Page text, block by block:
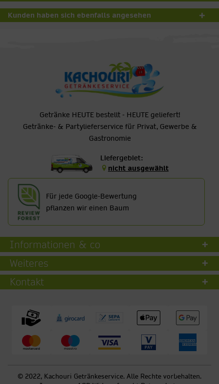
Kunden haben sich ebenfalls angesehen
Getränke HEUTE bestellt - HEUTE geliefert!
Getränke- & Partylieferservice für Privat, Gewerbe &
Gastronomie
Liefergebiet:
nicht ausgewählt
Für jede Google-Bewertung
pflanzen wir einen Baum
Informationen & co
Weiteres
Kontakt
© 2022, Kachouri Getränkeservice. Alle Rechte vorbehalten.